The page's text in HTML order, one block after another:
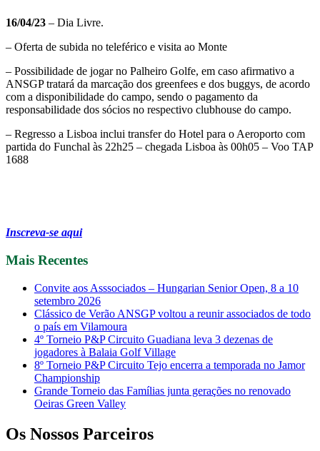
16/04/23 – Dia Livre.
– Oferta de subida no teleférico e visita ao Monte
– Possibilidade de jogar no Palheiro Golfe, em caso afirmativo a
ANSGP tratará da marcação dos greenfees e dos buggys, de acordo
com a disponibilidade do campo, sendo o pagamento da
responsabilidade dos sócios no respectivo clubhouse do campo.
– Regresso a Lisboa inclui transfer do Hotel para o Aeroporto com
partida do Funchal às 22h25 – chegada Lisboa às 00h05 – Voo TAP
1688
Inscreva-se aqui
Mais Recentes
Convite aos Asssociados – Hungarian Senior Open, 8 a 10
setembro 2026
Clássico de Verão ANSGP voltou a reunir associados de todo
o país em Vilamoura
4º Torneio P&P Circuito Guadiana leva 3 dezenas de
jogadores à Balaia Golf Village
8º Torneio P&P Circuito Tejo encerra a temporada no Jamor
Championship
Grande Torneio das Famílias junta gerações no renovado
Oeiras Green Valley
Os Nossos Parceiros